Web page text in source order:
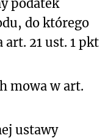
podatek
do którego
21 ust. 1 pkt
mowa w art.
ustawy